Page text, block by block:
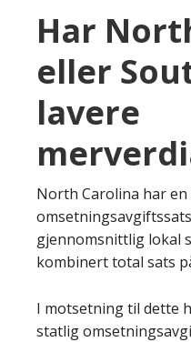
Har
eller
lavere
North Carolina har
gjennomsnittlig lokal
kombinert total sats
I motsetning til dette
statlig